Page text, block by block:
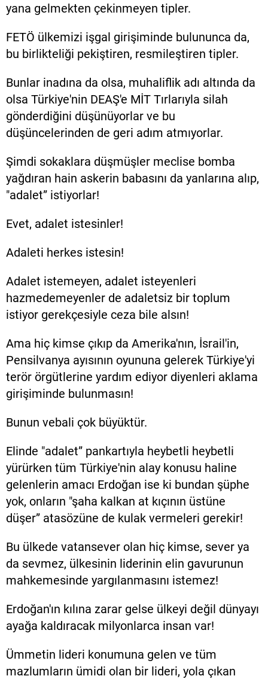
yana gelmekten çekinmeyen tipler.
FETÖ ülkemizi işgal girişiminde bulununca da,
bu birlikteliği pekiştiren, resmileştiren tipler.
Bunlar inadına da olsa, muhaliflik adı altında da
olsa Türkiye'nin DEAŞ'e MİT Tırlarıyla silah
gönderdiğini düşünüyorlar ve bu
düşüncelerinden de geri adım atmıyorlar.
Şimdi sokaklara düşmüşler meclise bomba
yağdıran hain askerin babasını da yanlarına alıp,
"adalet” istiyorlar!
Evet, adalet istesinler!
Adaleti herkes istesin!
Adalet istemeyen, adalet isteyenleri
hazmedemeyenler de adaletsiz bir toplum
istiyor gerekçesiyle ceza bile alsın!
Ama hiç kimse çıkıp da Amerika'nın, İsrail'in,
Pensilvanya ayısının oyununa gelerek Türkiye'yi
terör örgütlerine yardım ediyor diyenleri aklama
girişiminde bulunmasın!
Bunun vebali çok büyüktür.
Elinde "adalet” pankartıyla heybetli heybetli
yürürken tüm Türkiye'nin alay konusu haline
gelenlerin amacı Erdoğan ise ki bundan şüphe
yok, onların "şaha kalkan at kıçının üstüne
düşer” atasözüne de kulak vermeleri gerekir!
Bu ülkede vatansever olan hiç kimse, sever ya
da sevmez, ülkesinin liderinin elin gavurunun
mahkemesinde yargılanmasını istemez!
Erdoğan'ın kılına zarar gelse ülkeyi değil dünyayı
ayağa kaldıracak milyonlarca insan var!
Ümmetin lideri konumuna gelen ve tüm
mazlumların ümidi olan bir lideri, yola çıkan